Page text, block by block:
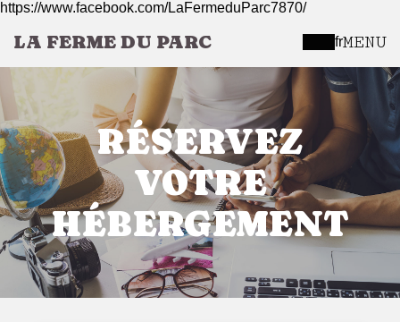
https://www.facebook.com/LaFermeduParc7870/
LA FERME DU PARC frMENU
RÉSERVEZ
VOTRE
HÉBERGEMENT